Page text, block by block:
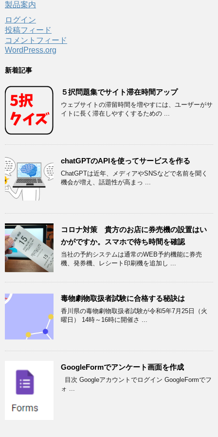
製品案内
ログイン
投稿フィード
コメントフィード
WordPress.org
新着記事
５択問題集でサイト滞在時間アップ
ウェブサイトの滞留時間を増やすには、ユーザーがサ
イトに長く滞在しやすくするための ...
chatGPTのAPIを使ってサービスを作る
ChatGPTは近年、メディアやSNSなどで名前を聞く
機会が増え、話題性が高まっ ...
コロナ対策 貴方のお店に券売機の設置はい
かがですか。スマホで待ち時間を確認
当社の予約システムは通常のWEB予約機能に券売
機、発券機、レシート印刷機を追加し ...
毒物劇物取扱者試験に合格する秘訣は
香川県の毒物劇物取扱者試験が令和5年7月25日（火
曜日） 14時～16時に開催さ ...
GoogleFormでアンケート画面を作成
目次 Googleアカウントでログイン GoogleFormでフ
ォ ...